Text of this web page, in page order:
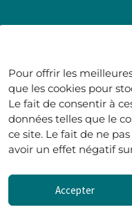
Pour offrir les
que les cookies pour
Le fait de consentir à
données telles que le
ce site. Le fait de ne
avoir un effet négatif
Accepter